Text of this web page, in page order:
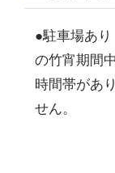
●駐車場あ
の竹宵期間
時間帯があ